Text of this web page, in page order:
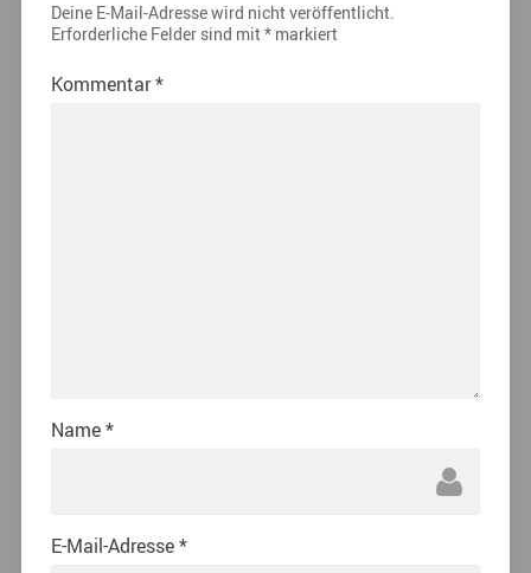
Deine E-Mail-Adresse wird nicht veröffentlicht.
Erforderliche Felder sind mit*markiert
Kommentar*
Name*
E-Mail-Adresse*